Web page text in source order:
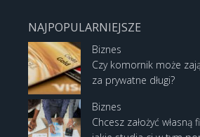
NAJPOPULARNIEJSZE
Biznes
Czy komornik może
za prywatne długi?
Biznes
Chcesz założyć własną